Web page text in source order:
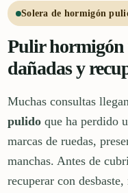
Solera de hormigón
Pulir hormigón
dañadas y
Muchas consultas
pulido que ha perdido
marcas de ruedas,
manchas. Antes de
recuperar con